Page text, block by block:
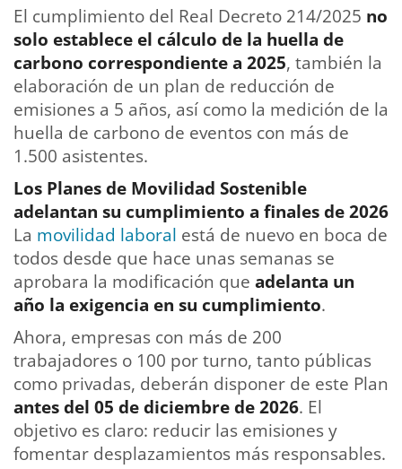
El cumplimiento del Real Decreto 214/2025 no
solo establece el cálculo de la huella de
carbono correspondiente a 2025, también la
elaboración de un plan de reducción de
emisiones a 5 años, así como la medición de la
huella de carbono de eventos con más de
1.500 asistentes.
Los Planes de Movilidad Sostenible
adelantan su cumplimiento a finales de 2026
La movilidad laboral está de nuevo en boca de
todos desde que hace unas semanas se
aprobara la modificación que adelanta un
año la exigencia en su cumplimiento.
Ahora, empresas con más de 200
trabajadores o 100 por turno, tanto públicas
como privadas, deberán disponer de este Plan
antes del 05 de diciembre de 2026. El
objetivo es claro: reducir las emisiones y
fomentar desplazamientos más responsables.